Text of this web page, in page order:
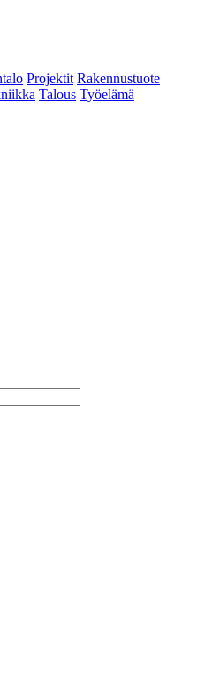
Projektit Rakennustuote
Talous Työelämä